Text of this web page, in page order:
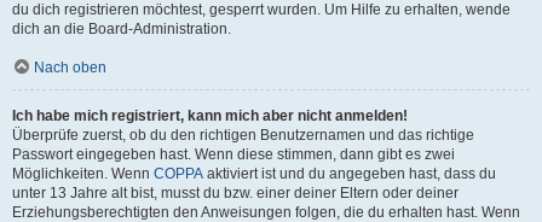
du dich registrieren möchtest, gesperrt wurden. Um Hilfe zu erhalten, wende
dich an die Board-Administration.
Nach oben
Ich habe mich registriert, kann mich aber nicht anmelden!
Überprüfe zuerst, ob du den richtigen Benutzernamen und das richtige
Passwort eingegeben hast. Wenn diese stimmen, dann gibt es zwei
Möglichkeiten. Wenn COPPA aktiviert ist und du angegeben hast, dass du
unter 13 Jahre alt bist, musst du bzw. einer deiner Eltern oder deiner
Erziehungsberechtigten den Anweisungen folgen, die du erhalten hast. Wenn